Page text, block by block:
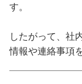
す。
したがって、社
情報や連絡事項